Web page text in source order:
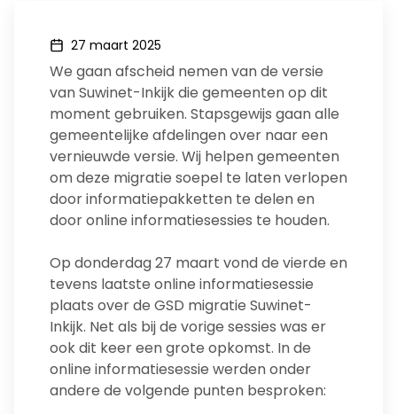
27 maart 2025
We gaan afscheid nemen van de versie
van Suwinet-Inkijk die gemeenten op dit
moment gebruiken. Stapsgewijs gaan alle
gemeentelijke afdelingen over naar een
vernieuwde versie. Wij helpen gemeenten
om deze migratie soepel te laten verlopen
door informatiepakketten te delen en
door online informatiesessies te houden.
Op donderdag 27 maart vond de vierde en
tevens laatste online informatiesessie
plaats over de GSD migratie Suwinet-
Inkijk. Net als bij de vorige sessies was er
ook dit keer een grote opkomst. In de
online informatiesessie werden onder
andere de volgende punten besproken: